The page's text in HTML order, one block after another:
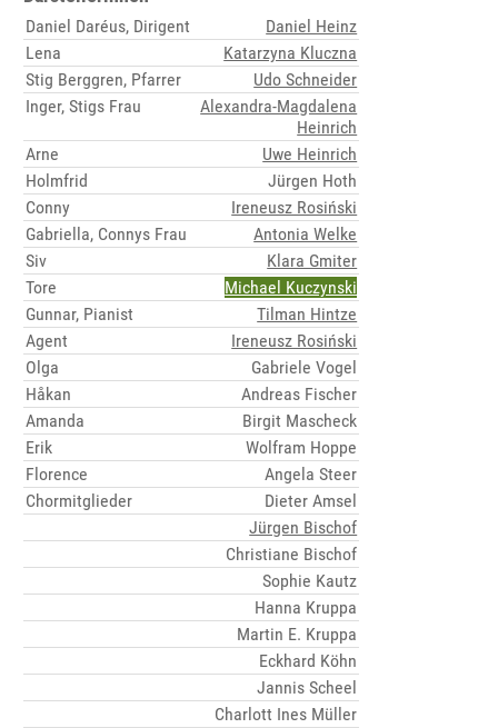
Daniel Daréus, Dirigent
Daniel Heinz
Lena
Katarzyna Kluczna
Stig Berggren, Pfarrer
Udo Schneider
Inger, Stigs Frau
Alexandra-Magdalena
Heinrich
Arne
Uwe Heinrich
Holmfrid
Jürgen Hoth
Conny
Ireneusz Rosiński
Gabriella, Connys Frau
Antonia Welke
Siv
Klara Gmiter
Tore
Michael Kuczynski
Gunnar, Pianist
Tilman Hintze
Agent
Ireneusz Rosiński
Olga
Gabriele Vogel
Håkan
Andreas Fischer
Amanda
Birgit Mascheck
Erik
Wolfram Hoppe
Florence
Angela Steer
Chormitglieder
Dieter Amsel
Jürgen Bischof
Christiane Bischof
Sophie Kautz
Hanna Kruppa
Martin E. Kruppa
Eckhard Köhn
Jannis Scheel
Charlott Ines Müller